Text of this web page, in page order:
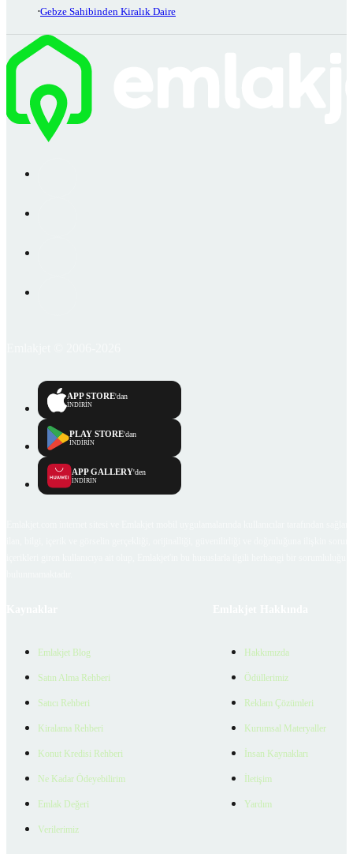
Gebze Sahibinden Kiralık Daire
APP STORE'dan
İNDİRİN
PLAY STORE'dan
İNDİRİN
APP GALLERY'den
İNDİRİN
Emlakjet Blog
Satın Alma Rehberi
Satıcı Rehberi
Kiralama Rehberi
Konut Kredisi Rehberi
Ne Kadar Ödeyebilirim
Emlak Değeri
Verilerimiz
Hakkımızda
Ödüllerimiz
Reklam Çözümleri
Kurumsal Materyaller
İnsan Kaynakları
İletişim
Yardım